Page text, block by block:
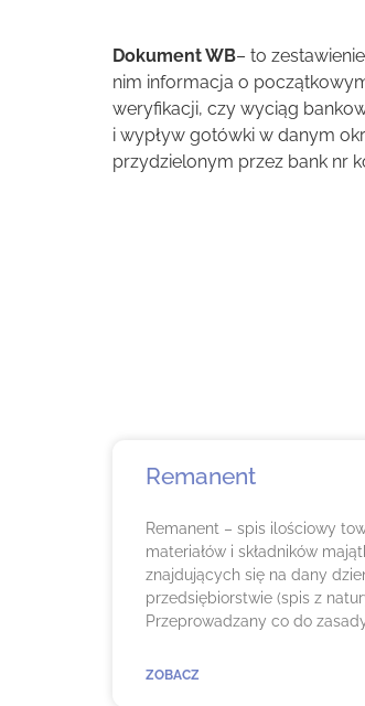
Dokument WB– to
nim informacja o
weryfikacji, czy wyciąg
i wypływ gotówki w danym
przydzielonym przez bank nr
Remanent
Remanent – spis ilościowy
materiałów i składników
znajdujących się na dany
przedsiębiorstwie (spis z
Przeprowadzany co do
ZOBACZ